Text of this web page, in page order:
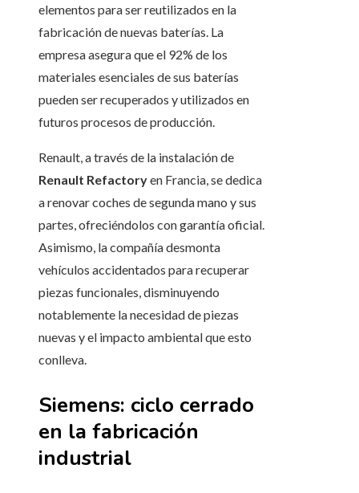
elementos para ser reutilizados en la
fabricación de nuevas baterías. La
empresa asegura que el 92% de los
materiales esenciales de sus baterías
pueden ser recuperados y utilizados en
futuros procesos de producción.
Renault, a través de la instalación de
Renault Refactoryen Francia, se dedica
a renovar coches de segunda mano y sus
partes, ofreciéndolos con garantía oficial.
Asimismo, la compañía desmonta
vehículos accidentados para recuperar
piezas funcionales, disminuyendo
notablemente la necesidad de piezas
nuevas y el impacto ambiental que esto
conlleva.
Siemens: ciclo cerrado
en la fabricación
industrial